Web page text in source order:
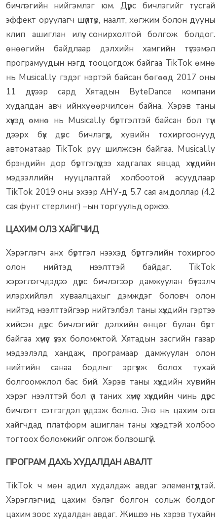
бичлэгийн нийгэмлэг юм. Дүрс бичлэгийг тусгай
эффект оруулагч шүүлтүүр, наалт, хөгжим болон дууны
клип ашиглан илүү сонирхолтой болгож болдог.
өнөөгийн байдлаар дэлхийн хамгийн түгээмэл
програмуудын нэгд тооцогдож байгаа TikTok өмнө
нь Musical.ly гэдэг нэртэй байсан бөгөөд 2017 оны
11 дүгээр сард Хятадын ByteDance компани
худалдан авч ийнхүү өөрчилсөн байна. Хэрэв таны
хүүхэд өмнө нь Musical.ly бүртгэлтэй байсан бол түүн
дээрх бүх дүрс бичлэгүүд, хувийн тохиргоонууд
автоматаар TikTok руу шилжсэн байгаа. Musical.ly
брэндийн дор бүртгэлүүдээ хадгалах явцад хүүхдийн
мэдээллийн нууцлалтай холбоотой асуудлаар
TikTok 2019 оны эхээр АНУ-д 5.7 сая ам.доллар (4.2
сая фунт стерлинг) –ын торгуульд оржээ.
ЦАХИМ ОЛЗ ХАЙГЧИД
Хэрэглэгч анх бүртгэл нээхэд бүртгэлийн тохиргоо
олон нийтэд нээлттэй байдаг. TikTok
хэрэглэгчдэдээ дүрс бичлэгээр дамжуулан бүтээлч
илэрхийлэл хуваалцахыг дэмждэг боловч олон
нийтэд нээлттэйгээр нийтэлбэл таны хүүхдийн гэртээ
хийсэн дүрс бичлэгийг дэлхийн өнцөг булан бүрт
байгаа хүмүүс үзэх боломжтой. Хятадын засгийн газар
мэдээлэлд хандаж, програмаар дамжуулан олон
нийтийн санаа бодлыг эргүүлж болох тухай
болгоомжлол бас бий. Хэрэв таны хүүхдийн хувийн
хэрэг нээлттэй бол үл таних хүмүүс хүүхдийн чинь дүрс
бичлэгт сэтгэгдэл үлдээж болно. Энэ нь цахим олз
хайгчдад платформ ашиглан таны хүүхэдтэй холбоо
тогтоох боломжийг олгож болзошгүй.
ПРОГРАМ ДАХЬ ХУДАЛДАН АВАЛТ
TikTok ч мөн адил худалдаж авдаг элементүүдтэй.
Хэрэглэгчид цахим бэлэг болгон сольж болдог
цахим зоос худалдан авдаг. Жишээ нь хэрэв тухайн